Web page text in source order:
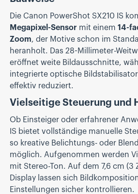
Die Canon PowerShot SX210 IS
Megapixel-Sensor mit einem 14-
Zoom, der Motive schon im
heranholt. Das 28-Millimeter-
eröffnet weite Bildausschnitte,
integrierte optische
effektiv reduziert.
Vielseitige Steuerung und
Ob Einsteiger oder erfahrener
IS bietet vollständige manuelle
so kreative Belichtungs- oder
möglich. Aufgenommen werden
mit Stereo-Ton. Auf dem 7,6 cm (3
Display lassen sich
Einstellungen sicher kontrollieren.